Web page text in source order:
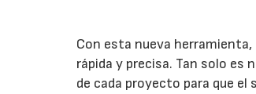
Con esta nueva
rápida y precisa. Tan solo es
de cada proyecto para que